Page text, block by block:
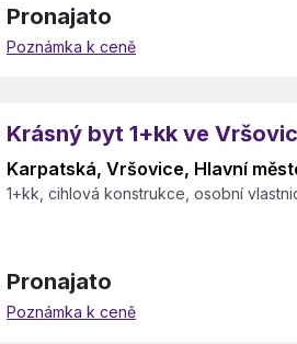
Pronajato
Poznámka k ceně
Krásný byt 1+kk ve
Karpatská, Vršovice, Hlavní
1+kk, cihlová konstrukce, osobní
Pronajato
Poznámka k ceně